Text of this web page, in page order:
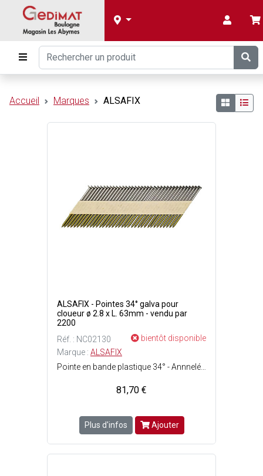
Accueil Marques ALSAFIX
ALSAFIX - Pointes 34° galva pour
cloueur ø 2.8 x L. 63mm - vendu par
2200
Réf. : NC02130
bientôt disponible
Marque : ALSAFIX
81,70 €
Plus d'infos Ajouter